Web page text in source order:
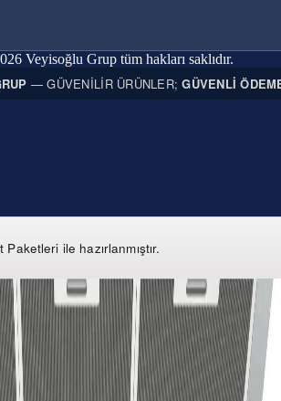
Veyisoğlu Grup tüm hakları saklıdır.
— GÜVENILIR ÜRÜNLER;GÜVENLI
Paketleri ile hazırlanmıştır.